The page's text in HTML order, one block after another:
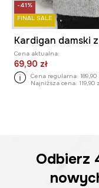
-41%
FINAL SALE
Cena aktualna:
69,90 zł
Cena regularna: 189,90
Najniższa cena: 119,90
Odbierz